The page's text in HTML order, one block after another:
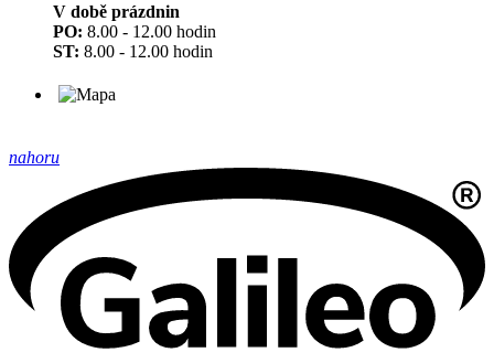
V době prázdnin
PO: 8.00 - 12.00 hodin
ST: 8.00 - 12.00 hodin
nahoru